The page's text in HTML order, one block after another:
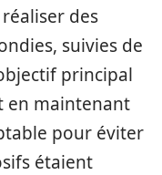
des
suivies de
principal
en maintenant
pour éviter
étaient